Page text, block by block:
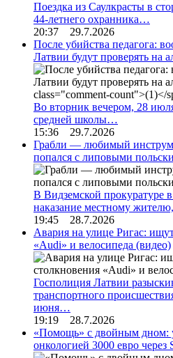
Поездка из Саулкрасты в
44-летнего охранника…
20:37 29.7.2026
После убийства педагога:
Латвии будут проверять на
Во вторник вечером, 28
средней школы…
15:36 29.7.2026
Грабли — любимый
попался с липовыми
В Видземской прокуратуре
наказание местному
19:45 28.7.2026
Авария на улице Ригас:
«Audi» и велосипеда (видео)
Госполиция Латвии
транспортного
июня…
19:19 28.7.2026
«Помощь» с двойным дном:
онкологией 3000 евро через